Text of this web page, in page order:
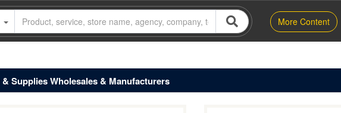
More Content
Supplies Wholesales & Manufacturers